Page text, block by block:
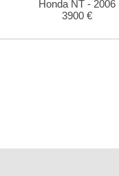
Honda NT - 2006
3900 €